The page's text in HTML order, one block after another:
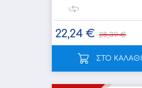
22,24 € 28,39 €
ΣΤΟ ΚΑΛΑΘΙ